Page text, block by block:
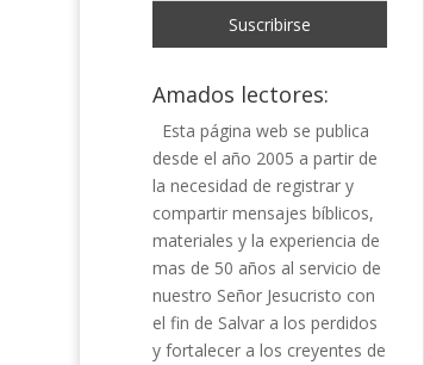
Amados lectores:
Esta página web se publica
desde el año 2005 a partir de
la necesidad de registrar y
compartir mensajes bíblicos,
materiales y la experiencia de
mas de 50 años al servicio de
nuestro Señor Jesucristo con
el fin de Salvar a los perdidos
y fortalecer a los creyentes de